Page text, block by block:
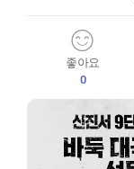
좋아요
0